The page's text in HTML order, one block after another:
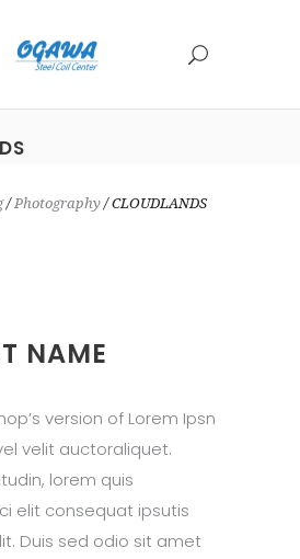
Photography CLOUDLANDS
NAME
version of Lorem Ipsn
velit auctoraliquet.
lorem quis
elit consequat ipsutis
Duis sed odio sit amet